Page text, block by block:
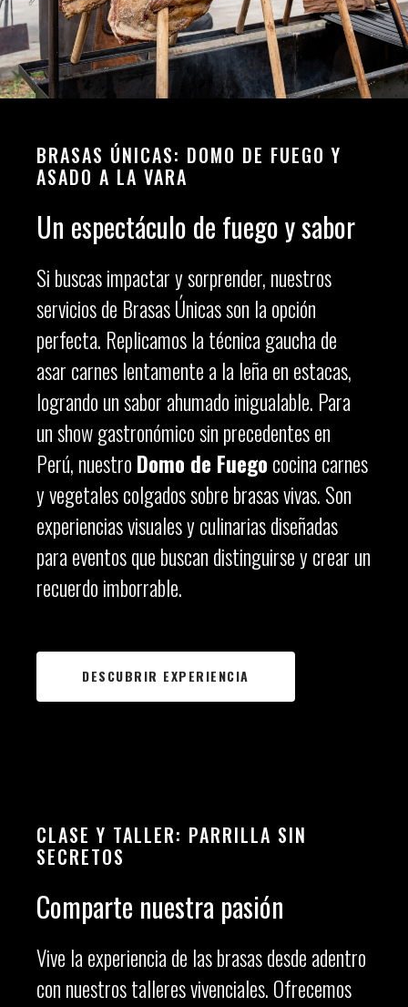
BRASAS ÚNICAS: DOMO DE FUEGO Y
ASADO A LA VARA
Un espectáculo de fuego y sabor
Si buscas impactar y sorprender, nuestros
servicios de Brasas Únicas son la opción
perfecta. Replicamos la técnica gaucha de
asar carnes lentamente a la leña en estacas,
logrando un sabor ahumado inigualable. Para
un show gastronómico sin precedentes en
Perú, nuestro Domo de Fuego cocina carnes
y vegetales colgados sobre brasas vivas. Son
experiencias visuales y culinarias diseñadas
para eventos que buscan distinguirse y crear un
recuerdo imborrable.
DESCUBRIR EXPERIENCIA
CLASE Y TALLER: PARRILLA SIN
SECRETOS
Comparte nuestra pasión
Vive la experiencia de las brasas desde adentro
con nuestros talleres vivenciales. Ofrecemos